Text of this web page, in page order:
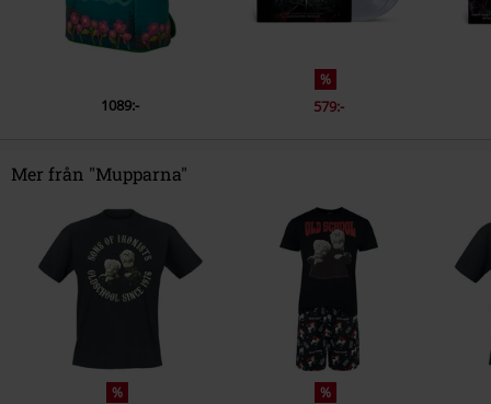
1089:-
%
579:-
Mer från "Mupparna"
%
%